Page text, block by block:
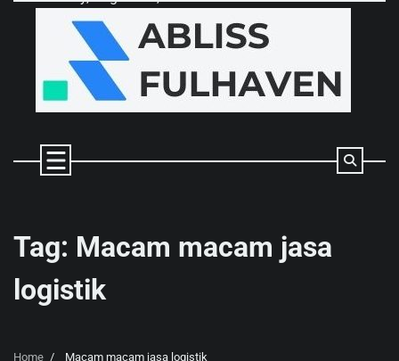
Tag: Macam macam jasa
logistik
Home Macam macam jasa logistik